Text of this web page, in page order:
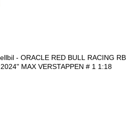
- ORACLE RED BULL RACING RB
20 "WINNER BAHRAIN 2024" MAX VERSTAPPEN # 1 1:18